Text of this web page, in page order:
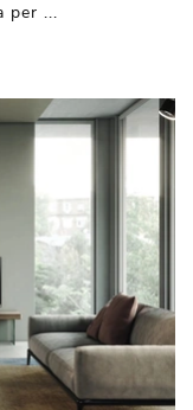
per ...